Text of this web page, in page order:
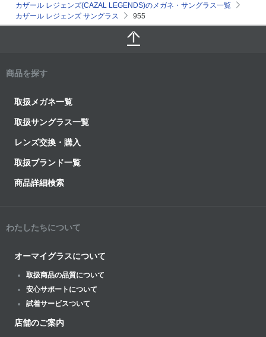
カザール レジェンズ(CAZAL LEGENDS)のメガネ・サングラス一覧
カザール レジェンズ サングラス
955
商品を探す
取扱メガネ一覧
取扱サングラス一覧
レンズ交換・購入
取扱ブランド一覧
商品詳細検索
わたしたちについて
オーマイグラスについて
取扱商品の品質について
安心サポートについて
試着サービスついて
店舗のご案内